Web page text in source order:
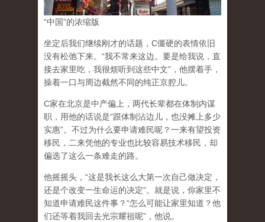
“中国”的浓缩版
坐定后我们继续刚才的话题，C僵硬的表情依旧
没有松弛下来。“我不常来这边。要是给我说，直
接去家里吃，我很烦听到这些中文”，他摆着手，
操着一口与周边截然不同的纯正京腔儿。
C家在北京是中产偏上，两代长辈都在体制内谋
职，用他的话说是“跟体制沾边儿，也没摊上多少
实惠”。不过为什么要申请难民呢？一来有望投资
移民，二来凭他的专业也比较容易技术移民，却
偏选了这么一条难走的路。
他摇摇头，“这是我长这么大第一次自己做决定，
还是个改变一生命运的决定”。就是说，你家里不
知道申请难民这件事？“怎么可能让家里知道？他
们还等着我回去光宗耀祖呢”，他说。